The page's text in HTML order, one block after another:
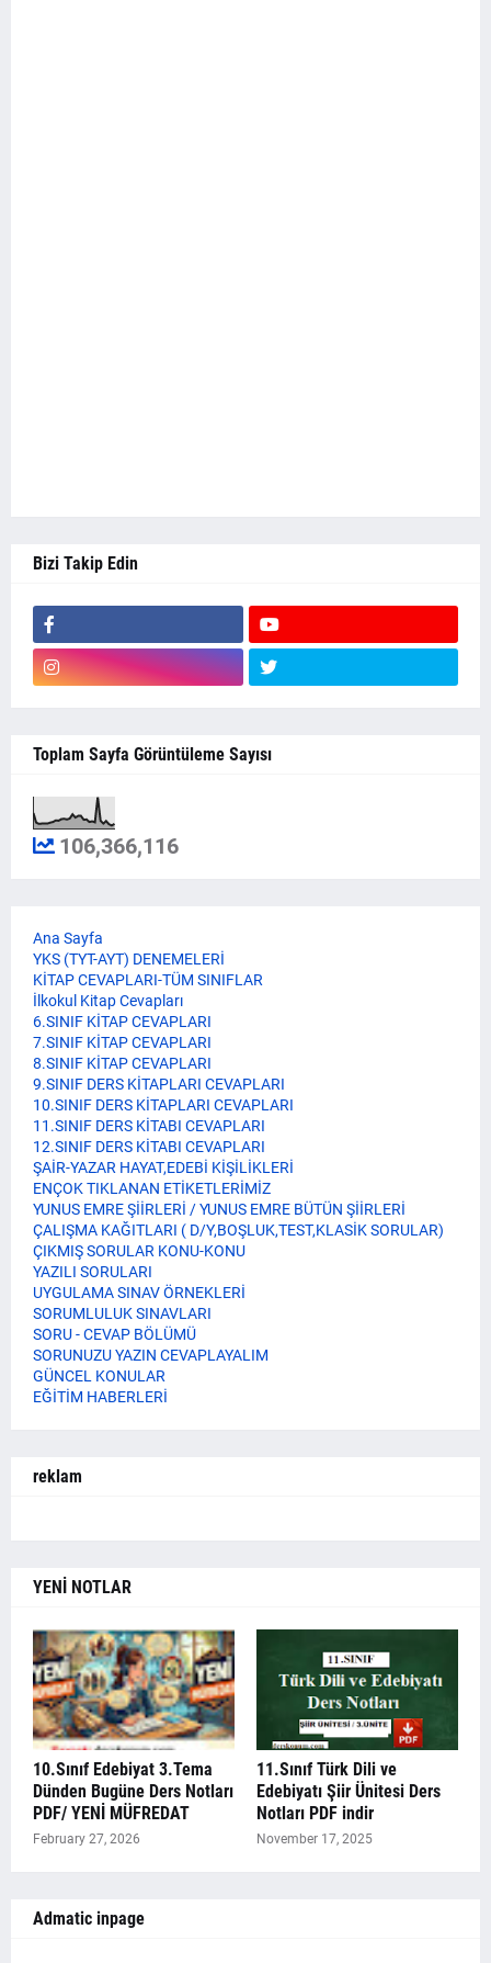
Bizi Takip Edin
Toplam Sayfa Görüntüleme Sayısı
106,366,116
Ana Sayfa
YKS (TYT-AYT) DENEMELERİ
KİTAP CEVAPLARI-TÜM SINIFLAR
İlkokul Kitap Cevapları
6.SINIF KİTAP CEVAPLARI
7.SINIF KİTAP CEVAPLARI
8.SINIF KİTAP CEVAPLARI
9.SINIF DERS KİTAPLARI CEVAPLARI
10.SINIF DERS KİTAPLARI CEVAPLARI
11.SINIF DERS KİTABI CEVAPLARI
12.SINIF DERS KİTABI CEVAPLARI
ŞAİR-YAZAR HAYAT,EDEBİ KİŞİLİKLERİ
ENÇOK TIKLANAN ETİKETLERİMİZ
YUNUS EMRE ŞİİRLERİ / YUNUS EMRE BÜTÜN ŞİİRLERİ
ÇALIŞMA KAĞITLARI ( D/Y,BOŞLUK,TEST,KLASİK SORULAR)
ÇIKMIŞ SORULAR KONU-KONU
YAZILI SORULARI
UYGULAMA SINAV ÖRNEKLERİ
SORUMLULUK SINAVLARI
SORU - CEVAP BÖLÜMÜ
SORUNUZU YAZIN CEVAPLAYALIM
GÜNCEL KONULAR
EĞİTİM HABERLERİ
reklam
YENİ NOTLAR
10.Sınıf Edebiyat 3.Tema
Dünden Bugüne Ders Notları
PDF/ YENİ MÜFREDAT
February 27, 2026
11.Sınıf Türk Dili ve
Edebiyatı Şiir Ünitesi Ders
Notları PDF indir
November 17, 2025
Admatic inpage